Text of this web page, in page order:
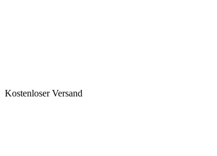
Kostenloser Versand